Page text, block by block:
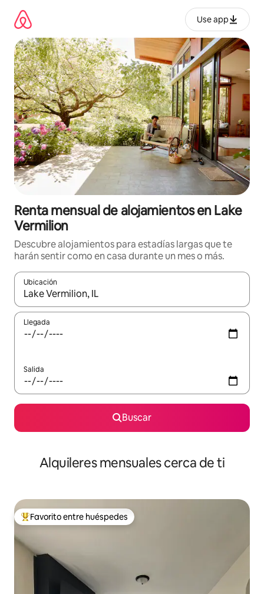
contenido
Use app
Renta mensual de alojamientos en Lake
Vermilion
Descubre alojamientos para estadías largas que te
harán sentir como en casa durante un mes o más.
Ubicación
Cuando los resultados estén disponibles, navega con las
Llegada
Salida
Buscar
Alquileres mensuales cerca de ti
Favorito entre huéspedes preferido
Favorito entre huéspedes